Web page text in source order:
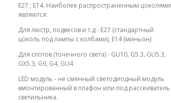
E27 ; E14. Наиболее распространенным цоколями
являются:
Для люстр, подвесов и т.д - E27 (стандартный
цоколь под лампы с колбами), E14 (миньон)
Для спотов (точечного света) - GU10, G5.3, GU5.3,
GX5.3, G9, G4, GU4
LED модуль - не сменный светодиодный модуль
вмонтированный в плафон или под рассеиватель
светильника.